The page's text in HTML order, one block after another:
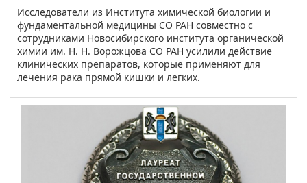
Исследователи из Института химической биологии и
фундаментальной медицины СО РАН совместно с
сотрудниками Новосибирского института органической
химии им. Н. Н. Ворожцова СО РАН усилили действие
клинических препаратов, которые применяют для
лечения рака прямой кишки и легких.